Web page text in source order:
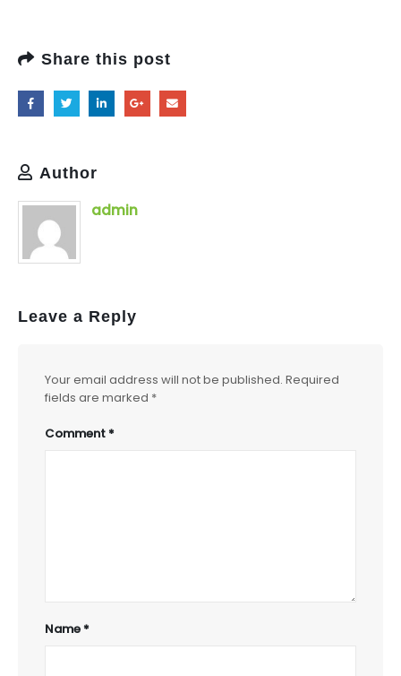
Share this post
Author
admin
Leave a Reply
Your email address will not be published. Required
fields are marked *
Comment *
Name *